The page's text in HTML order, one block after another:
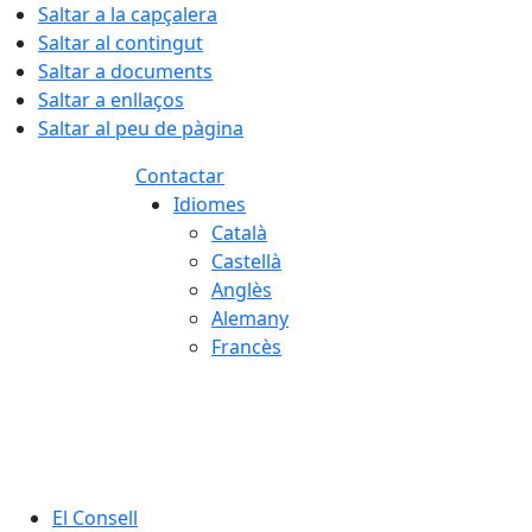
Saltar a la capçalera
Saltar al contingut
Saltar a documents
Saltar a enllaços
Saltar al peu de pàgina
Contactar
Idiomes
Català
Castellà
Anglès
Alemany
Francès
El Consell